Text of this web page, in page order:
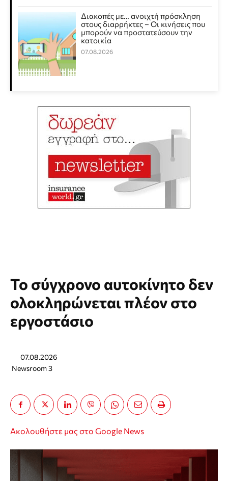
Διακοπές με… ανοιχτή πρόσκληση
στους διαρρήκτες – Οι κινήσεις που
μπορούν να προστατεύσουν την
κατοικία
07.08.2026